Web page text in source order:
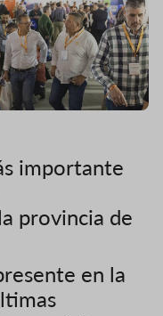
importante
provincia de
en la